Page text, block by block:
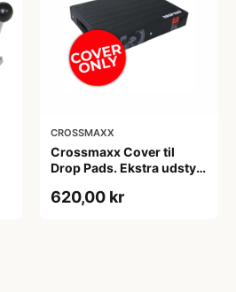
CROSSMAXX
Crossmaxx Cover til
Drop Pads. Ekstra udstyr
beskyttelse og
620,00 kr